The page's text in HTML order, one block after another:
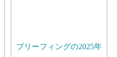
ブリーフィングの2025年